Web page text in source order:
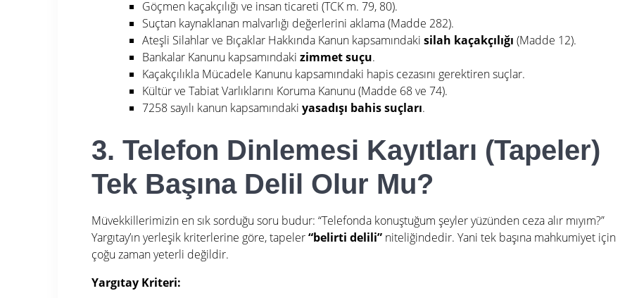
Göçmen kaçakçılığı ve insan ticareti (TCK m. 79, 80).
Suçtan kaynaklanan malvarlığı değerlerini aklama (Madde 282).
Ateşli Silahlar ve Bıçaklar Hakkında Kanun kapsamındakisilah kaçakçılığı (Madde 12).
Bankalar Kanunu kapsamındakizimmet suçu.
Kaçakçılıkla Mücadele Kanunu kapsamındaki hapis cezasını gerektiren suçlar.
Kültür ve Tabiat Varlıklarını Koruma Kanunu (Madde 68 ve 74).
7258 sayılı kanun kapsamındakiyasadışı bahis suçları.
3. Telefon Dinlemesi Kayıtları (Tapeler)
Tek Başına Delil Olur Mu?
Müvekkillerimizin en sık sorduğu soru budur: “Telefonda konuştuğum şeyler yüzünden ceza alır mıyım?”
Yargıtay’ın yerleşik kriterlerine göre, tapeler“belirti delili” niteliğindedir. Yani tek başına mahkumiyet için
çoğu zaman yeterli değildir.
Yargıtay Kriteri: